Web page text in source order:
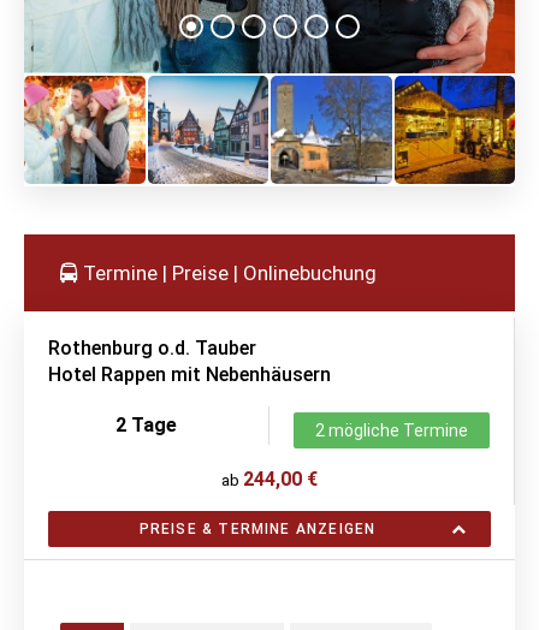
Termine | Preise | Onlinebuchung
Rothenburg o.d. Tauber
Hotel Rappen mit Nebenhäusern
2 Tage 2 mögliche Termine
ab 244,00 €
PREISE & TERMINE ANZEIGEN